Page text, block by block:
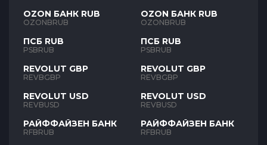
OZON БАНК RUB
OZONBRUB
ПСБ RUB
PSBRUB
REVOLUT GBP
REVBGBP
REVOLUT USD
REVBUSD
РАЙФФАЙЗЕН БАНК
RFBRUB
OZON БАНК RUB
OZONBRUB
ПСБ RUB
PSBRUB
REVOLUT GBP
REVBGBP
REVOLUT USD
REVBUSD
РАЙФФАЙЗЕН БАНК
RFBRUB